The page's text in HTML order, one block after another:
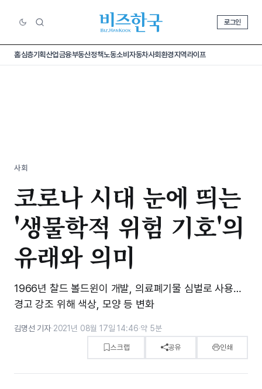
로그인
홈심층기획산업금융부동산정책노동소비 자동차사회환경지역라이프
사회
코로나 시대 눈에 띄는
'생물학적 위험 기호'의
유래와 의미
1966년 찰드 볼드윈이 개발, 의료폐기물 심벌로 사용…
경고 강조 위해 색상, 모양 등 변화
김명선 기자·2021년 08월 17일 14:46·약 5분
스크랩 공유 인쇄